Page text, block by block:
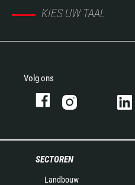
KIES UW TAAL
Volg ons
SECTOREN
Landbouw